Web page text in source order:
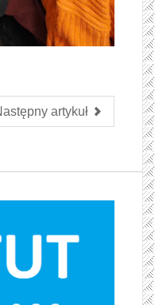
artykuł